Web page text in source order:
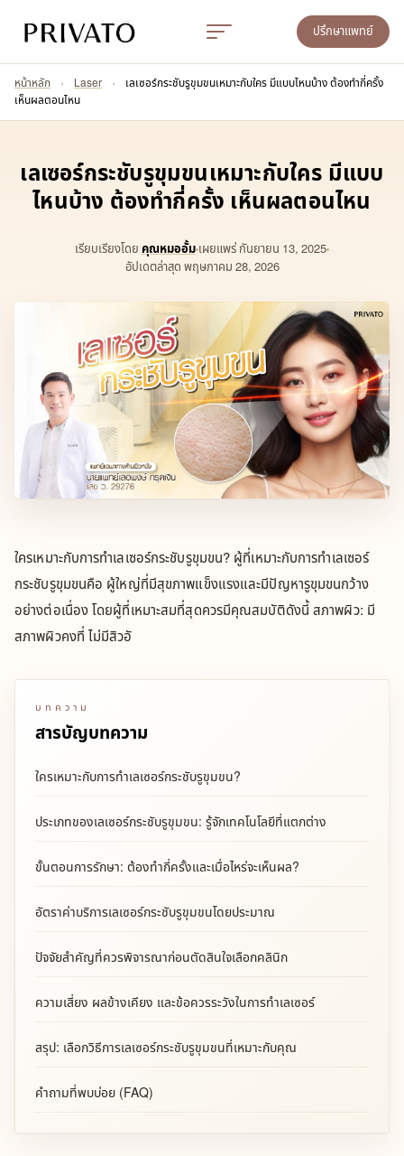
ปรึกษาแพทย์
หน้าหลัก › Laser ›
เลเซอร์กระชับรูขุมขนเหมาะกับใคร มีแบบไหนบ้าง ต้องทำกี่ครั้ง
เห็นผลตอนไหน
เลเซอร์กระชับรูขุมขนเหมาะกับใคร มีแบบ
ไหนบ้าง ต้องทำกี่ครั้ง เห็นผลตอนไหน
เรียบเรียงโดย คุณหมออั้ม เผยแพร่ กันยายน 13, 2025
อัปเดตล่าสุด พฤษภาคม 28, 2026
ใครเหมาะกับการทำเลเซอร์กระชับรูขุมขน? ผู้ที่เหมาะกับการทำเลเซอร์
กระชับรูขุมขนคือ ผู้ใหญ่ที่มีสุขภาพแข็งแรงและมีปัญหารูขุมขนกว้าง
อย่างต่อเนื่อง โดยผู้ที่เหมาะสมที่สุดควรมีคุณสมบัติดังนี้ สภาพผิว: มี
สภาพผิวคงที่ ไม่มีสิวอั
บทความ
สารบัญบทความ
ใครเหมาะกับการทำเลเซอร์กระชับรูขุมขน?
ประเภทของเลเซอร์กระชับรูขุมขน: รู้จักเทคโนโลยีที่แตกต่าง
ขั้นตอนการรักษา: ต้องทำกี่ครั้งและเมื่อไหร่จะเห็นผล?
อัตราค่าบริการเลเซอร์กระชับรูขุมขนโดยประมาณ
ปัจจัยสำคัญที่ควรพิจารณาก่อนตัดสินใจเลือกคลินิก
ความเสี่ยง ผลข้างเคียง และข้อควรระวังในการทำเลเซอร์
สรุป: เลือกวิธีการเลเซอร์กระชับรูขุมขนที่เหมาะกับคุณ
คำถามที่พบบ่อย (FAQ)